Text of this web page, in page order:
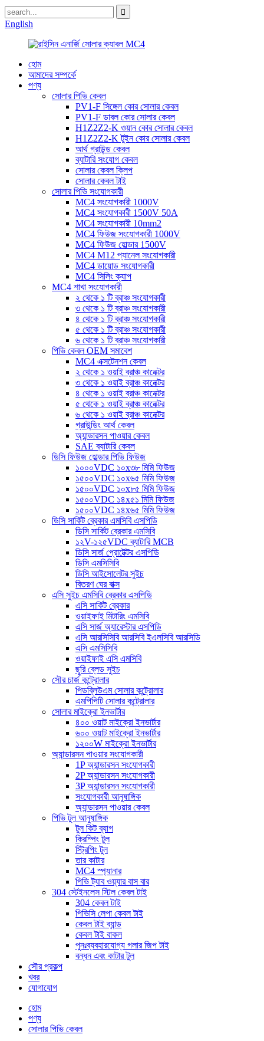
English
হোম
আমাদের সম্পর্কে
পণ্য
সোলার পিভি কেবল
PV1-F সিঙ্গেল কোর সোলার কেবল
PV1-F ডাবল কোর সোলার কেবল
H1Z2Z2-K ওয়ান কোর সোলার কেবল
H1Z2Z2-K টুইন কোর সোলার কেবল
আর্থ গ্রাউন্ড কেবল
ব্যাটারি সংযোগ কেবল
সোলার কেবল ক্লিপ
সোলার কেবল টাই
সোলার পিভি সংযোগকারী
MC4 সংযোগকারী 1000V
MC4 সংযোগকারী 1500V 50A
MC4 সংযোগকারী 10mm2
MC4 ফিউজ সংযোগকারী 1000V
MC4 ফিউজ হোল্ডার 1500V
MC4 M12 প্যানেল সংযোগকারী
MC4 ডায়োড সংযোগকারী
MC4 সিলিং ক্যাপ
MC4 শাখা সংযোগকারী
২ থেকে ১ টি ব্রাঞ্চ সংযোগকারী
৩ থেকে ১ টি ব্রাঞ্চ সংযোগকারী
৪ থেকে ১ টি ব্রাঞ্চ সংযোগকারী
৫ থেকে ১ টি ব্রাঞ্চ সংযোগকারী
৬ থেকে ১ টি ব্রাঞ্চ সংযোগকারী
পিভি কেবল OEM সমাবেশ
MC4 এক্সটেনশন কেবল
২ থেকে ১ ওয়াই ব্রাঞ্চ কানেক্টর
৩ থেকে ১ ওয়াই ব্রাঞ্চ কানেক্টর
৪ থেকে ১ ওয়াই ব্রাঞ্চ কানেক্টর
৫ থেকে ১ ওয়াই ব্রাঞ্চ কানেক্টর
৬ থেকে ১ ওয়াই ব্রাঞ্চ কানেক্টর
গ্রাউন্ডিং আর্থ কেবল
অ্যান্ডারসন পাওয়ার কেবল
SAE ব্যাটারি কেবল
ডিসি ফিউজ হোল্ডার পিভি ফিউজ
১০০০VDC ১০x৩৮ মিমি ফিউজ
১৫০০VDC ১০x৬৫ মিমি ফিউজ
১৫০০VDC ১০x৮৫ মিমি ফিউজ
১৫০০VDC ১৪x৫১ মিমি ফিউজ
১৫০০VDC ১৪x৬৫ মিমি ফিউজ
ডিসি সার্কিট ব্রেকার এমসিবি এসপিডি
ডিসি সার্কিট ব্রেকার এমসিবি
১২V-১২৫VDC ব্যাটারি MCB
ডিসি সার্জ প্রোটেক্টর এসপিডি
ডিসি এমসিসিবি
ডিসি আইসোলেটর সুইচ
বিতরণ ঘের বাক্স
এসি সুইচ এমসিবি ব্রেকার এসপিডি
এসি সার্কিট ব্রেকার
ওয়াইফাই মিটারিং এমসিবি
এসি সার্জ অ্যারেস্টার এসপিডি
এসি আরসিসিবি আরসিবি ইএলসিবি আরসিডি
এসি এমসিসিবি
ওয়াইফাই এসি এমসিবি
ছুরি ব্লেড সুইচ
সৌর চার্জ কন্ট্রোলার
পিডব্লিউএম সোলার কন্ট্রোলার
এমপিপিটি সোলার কন্ট্রোলার
সোলার মাইক্রো ইনভার্টার
৪০০ ওয়াট মাইক্রো ইনভার্টার
৬০০ ওয়াট মাইক্রো ইনভার্টার
১২০০W মাইক্রো ইনভার্টার
অ্যান্ডারসন পাওয়ার সংযোগকারী
1P অ্যান্ডারসন সংযোগকারী
2P অ্যান্ডারসন সংযোগকারী
3P অ্যান্ডারসন সংযোগকারী
সংযোগকারী আনুষাঙ্গিক
অ্যান্ডারসন পাওয়ার কেবল
পিভি টুল আনুষাঙ্গিক
টুল কিট ব্যাগ
ক্রিম্পিং টুল
স্ট্রিপিং টুল
তার কাটার
MC4 স্প্যানার
পিভি ট্যাব ওয়্যার বাস বার
304 স্টেইনলেস স্টিল কেবল টাই
304 কেবল টাই
পিভিসি লেপা কেবল টাই
কেবল টাই ব্যান্ড
কেবল টাই বাকল
পুনঃব্যবহারযোগ্য গলার জিপ টাই
বন্ধন এবং কাটার টুল
সৌর প্রকল্প
খবর
যোগাযোগ
হোম
পণ্য
সোলার পিভি কেবল